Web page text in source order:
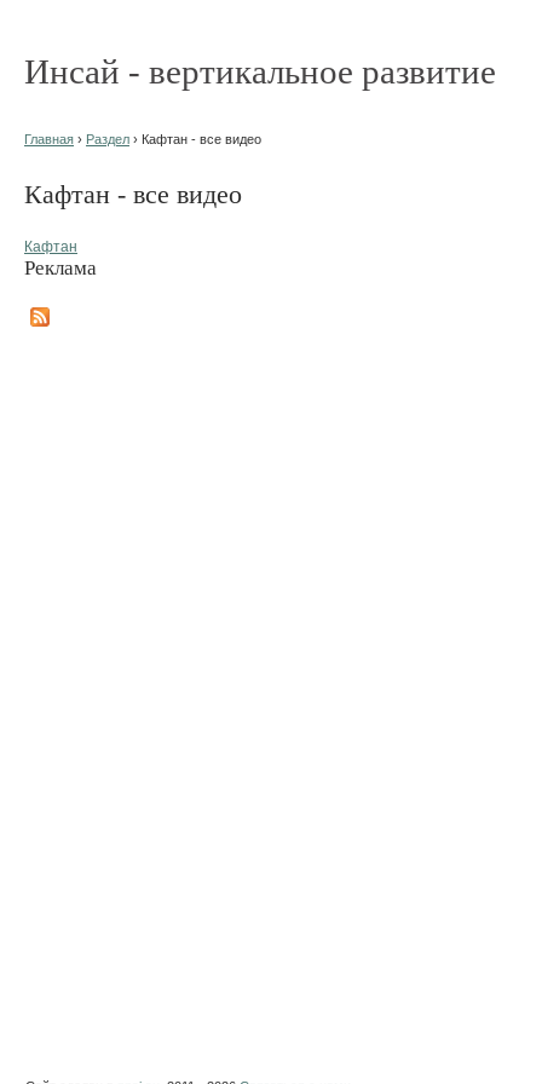
Инсай - вертикальное развитие
Главная › Раздел › Кафтан - все видео
Кафтан - все видео
Кафтан
Реклама